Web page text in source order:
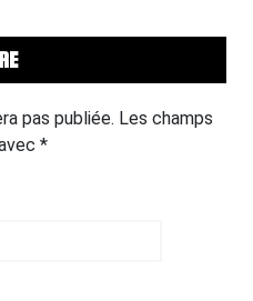
pas publiée. Les champs
*